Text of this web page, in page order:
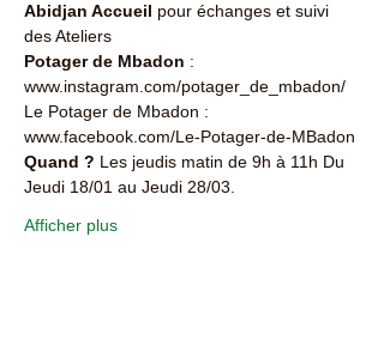
Abidjan Accueil pour échanges et suivi
des Ateliers
Potager de Mbadon :
www.instagram.com/potager_de_mbadon/
Le Potager de Mbadon :
www.facebook.com/Le-Potager-de-MBadon
Quand ? Les jeudis matin de 9h à 11h Du
Jeudi 18/01 au Jeudi 28/03.
Afficher plus